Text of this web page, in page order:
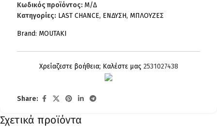
Κωδικός προϊόντος: Μ/Δ
Κατηγορίες: LAST CHANCE, ΕΝΔΥΣΗ, ΜΠΛΟΥΖΕΣ
Brand: MOUTAKI
Χρείαζεστε βοήθεια; Καλέστε μας 2531027438
Share:
Σχετικά προϊόντα